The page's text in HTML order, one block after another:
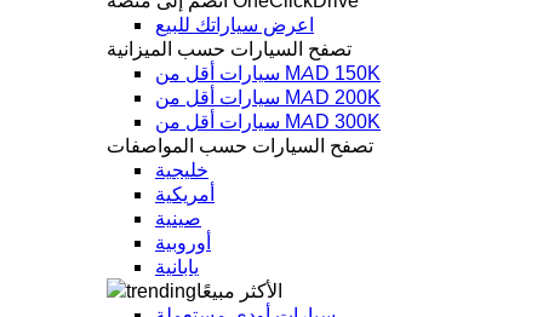
اعرض سياراتك للبيع
تصفح السيارات حسب الميزانية
سيارات أقل من MAD 150K
سيارات أقل من MAD 200K
سيارات أقل من MAD 300K
تصفح السيارات حسب المواصفات
خليجية
أمريكية
صينية
أوروبية
يابانية
الأكثر مبيعًا